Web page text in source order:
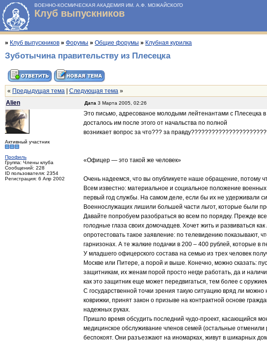
ВОЕННО-КОСМИЧЕСКАЯ АКАДЕМИЯ ИМ. А.Ф. МОЖАЙСКОГО
Клуб выпускников
» Клуб выпускников » Форумы » Общие форумы » Клубная курилка
Зуботычина правительству из Плесецка
« Предыдущая тема Следующая тема »
Alien
Дата 3 Марта 2005, 02:26
Активный участник
Профиль
Группа: Члены клуба
Сообщений: 228
ID пользователя: 2354
Регистрация: 6 Апр 2002
Это письмо, адресованое молодыми лейтенантами с Плесецка в
досталось им после этого от начальства по полной
возникает вопрос за что??? за
«Офицер — это такой же человек»
Очень надеемся, что вы опубликуете наше обращение, потому
Всем известно: материальное и социальное положение
первый год службы. На самом деле, если бы их не удерживали
Военнослужащих лишили большей части льгот, которые были
Давайте попробуем разобраться во всем по порядку. Прежде
голодные глаза своих домочадцев. Хочет жить и развиваться
опротестовать такое заявление: по телевидению показывают,
гарнизонах. А те жалкие подачки в 200 – 400 рублей, которые
У младшего офицерского состава на семью из трех человек
Москве или Питере, а порой и выше. Конечно, можно сказать:
защитникам, их женам порой просто негде работать, да и
как это защитник еще может передвигаться, тем более с
С государственной точки зрения такую ситуацию вряд ли
коврижки, принят закон о призыве на контрактной основе
надежных руках.
Пришло время обсудить последний чудо-проект, касающийся
медицинское обслуживание членов семей (остальные
беспокоят. Они разъезжают на иномарках, живут в шикарных